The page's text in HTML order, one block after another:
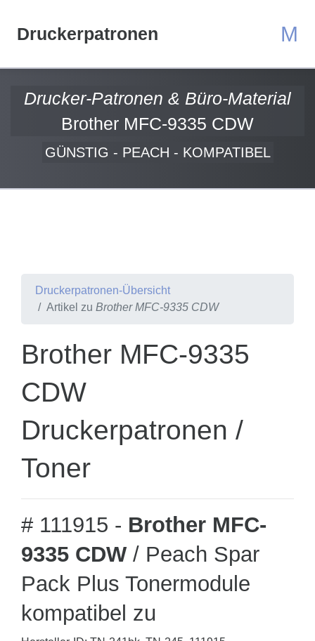
Druckerpatronen M
Drucker-Patronen & Büro-Material
Brother MFC-9335 CDW
GÜNSTIG - PEACH - KOMPATIBEL
Druckerpatronen-Übersicht
Artikel zu Brother MFC-9335 CDW
Brother MFC-9335
CDW
Druckerpatronen /
Toner
# 111915 - Brother MFC-
9335 CDW / Peach Spar
Pack Plus Tonermodule
kompatibel zu